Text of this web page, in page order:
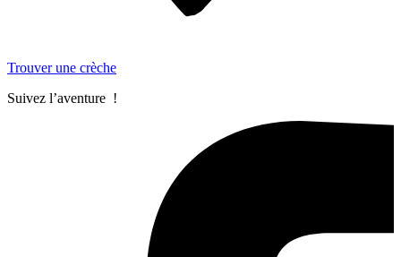
Trouver une crèche
Suivez l’aventure !